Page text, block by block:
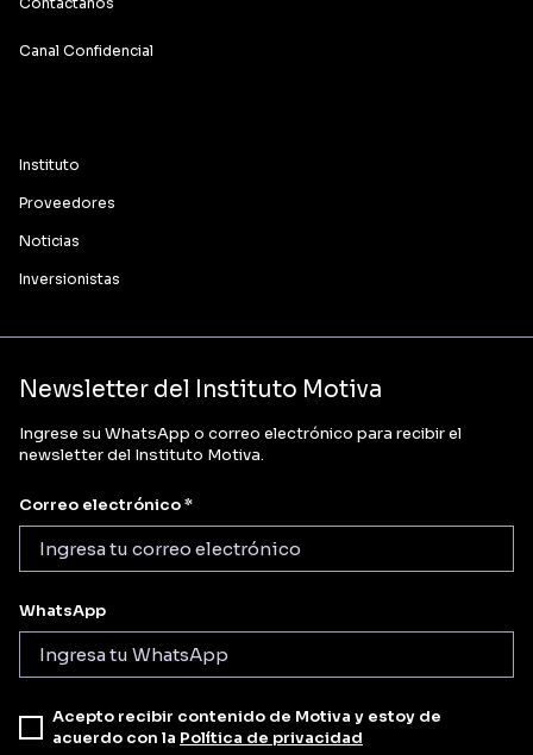
Canal Confidencial
Instituto
Proveedores
Noticias
Inversionistas
Newsletter del Instituto Motiva
Ingrese su WhatsApp o correo electrónico para recibir el
newsletter del Instituto Motiva.
Correo electrónico *
WhatsApp
Acepto recibir contenido de Motiva y estoy de
acuerdo con la Política de privacidad